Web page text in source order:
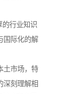
的行业知识
国际化的解
土市场，特
深刻理解相